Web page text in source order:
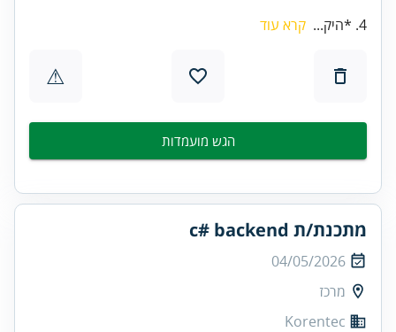
4. *היק...
קרא עוד
⚠
הגש מועמדות
מתכנת/ת c# backend
04/05/2026
מרכז
Korentec